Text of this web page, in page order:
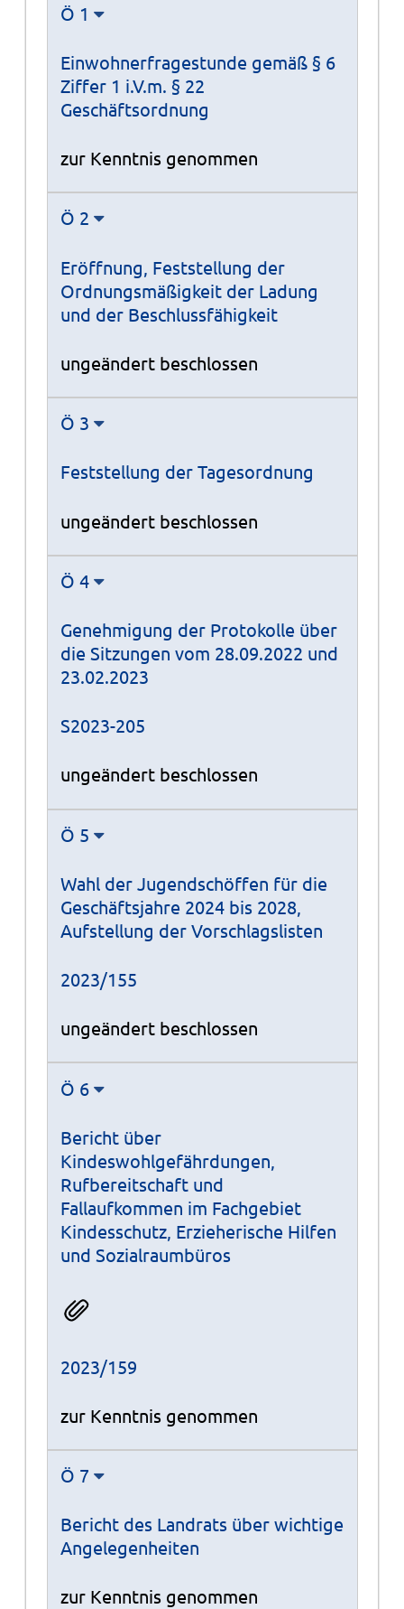
Ö 1
Einwohnerfragestunde gemäß § 6
Ziffer 1 i.V.m. § 22
Geschäftsordnung
zur Kenntnis genommen
Ö 2
Eröffnung, Feststellung der
Ordnungsmäßigkeit der Ladung
und der Beschlussfähigkeit
ungeändert beschlossen
Ö 3
Feststellung der Tagesordnung
ungeändert beschlossen
Ö 4
Genehmigung der Protokolle über
die Sitzungen vom 28.09.2022 und
23.02.2023
S2023-205
ungeändert beschlossen
Ö 5
Wahl der Jugendschöffen für die
Geschäftsjahre 2024 bis 2028,
Aufstellung der Vorschlagslisten
2023/155
ungeändert beschlossen
Ö 6
Bericht über
Kindeswohlgefährdungen,
Rufbereitschaft und
Fallaufkommen im Fachgebiet
Kindesschutz, Erzieherische Hilfen
und Sozialraumbüros
2023/159
zur Kenntnis genommen
Ö 7
Bericht des Landrats über wichtige
Angelegenheiten
zur Kenntnis genommen